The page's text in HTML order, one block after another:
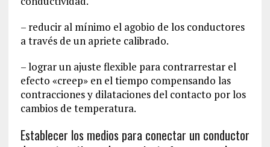
– reducir al mínimo el agobio de los conductores
a través de un apriete calibrado.
– lograr un ajuste flexible para contrarrestar el
efecto «creep» en el tiempo compensando las
contracciones y dilataciones del contacto por los
cambios de temperatura.
Establecer los medios para conectar un conductor